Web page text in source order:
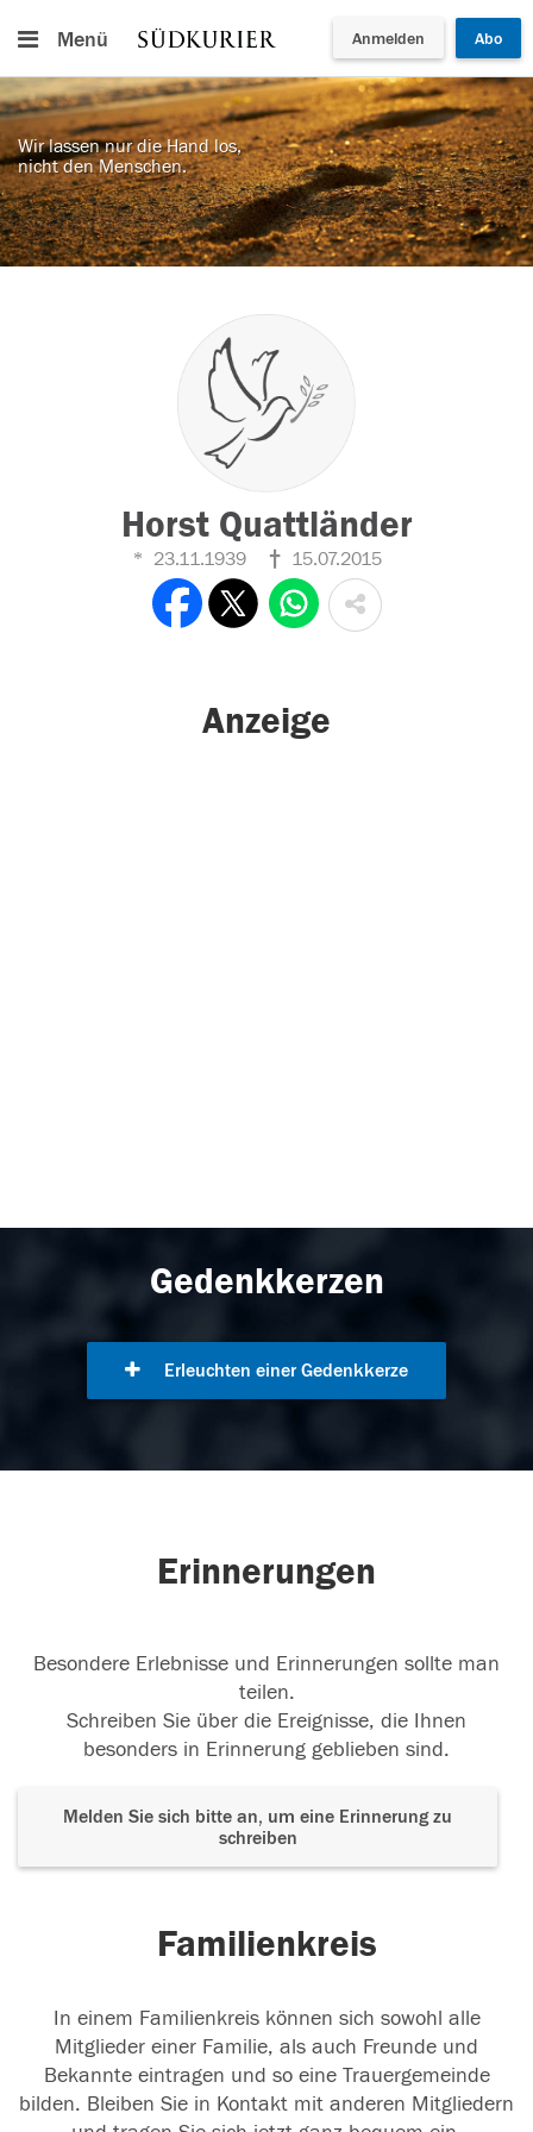
Menü Anmelden Abo
Wir lassen nur die Hand los,
nicht den Menschen.
Horst Quattländer
23.11.1939 15.07.2015
Anzeige
Gedenkkerzen
Erleuchten einer Gedenkkerze
Erinnerungen
Besondere Erlebnisse und Erinnerungen sollte man
teilen.
Schreiben Sie über die Ereignisse, die Ihnen
besonders in Erinnerung geblieben sind.
Melden Sie sich bitte an, um eine Erinnerung zu
schreiben
Familienkreis
In einem Familienkreis können sich sowohl alle
Mitglieder einer Familie, als auch Freunde und
Bekannte eintragen und so eine Trauergemeinde
bilden. Bleiben Sie in Kontakt mit anderen Mitgliedern